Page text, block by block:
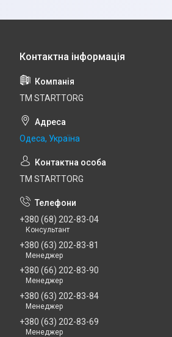
ТМ STARTTORG
Одеса, Україна
ТМ STARTTORG
+380 (68) 202-83-04
Консультант
+380 (63) 202-83-81
Менеджер
+380 (66) 202-83-90
Менеджер
+380 (63) 202-83-84
Менеджер
+380 (63) 202-83-69
Менеджер